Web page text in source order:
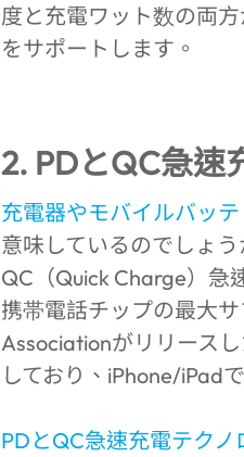
度と充電ワット数の両
をサポートします。
2. PDとQC急速
充電器やモバイルバッ
意味しているのでしょ
QC（Quick Charge）急
携帯電話チップの最大
Associationがリリース
しており、iPhone/iPad
PDとQC急速充電テクノ